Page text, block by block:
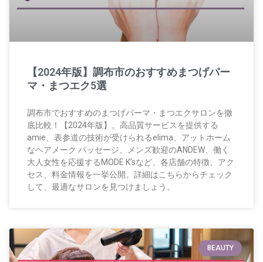
【2024年版】調布市のおすすめまつげパー
マ・まつエク5選
調布市でおすすめのまつげパーマ・まつエクサロンを徹
底比較！【2024年版】。高品質サービスを提供する
amie、表参道の技術が受けられるelima、アットホーム
なヘアメーク パッセージ、メンズ歓迎のANDEW、働く
大人女性を応援するMODE K’sなど、各店舗の特徴、アク
セス、料金情報を一挙公開。詳細はこちらからチェック
して、最適なサロンを見つけましょう。
BEAUTY